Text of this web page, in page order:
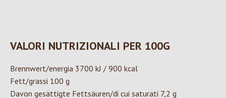
VALORI NUTRIZIONALI PER 100G
Brennwert/energia 3700 kJ / 900 kcal
Fett/grassi 100 g
Davon gesättigte Fettsäuren/di cui saturati 7,2 g